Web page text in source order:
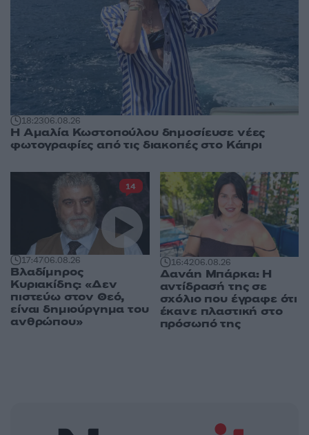
18:2306.08.26
Η Αμαλία Κωστοπούλου δημοσίευσε νέες
φωτογραφίες από τις διακοπές στο Κάπρι
17:4706.08.26
Βλαδίμηρος
Κυριακίδης: «Δεν
πιστεύω στον Θεό,
είναι δημιούργημα του
ανθρώπου»
14
16:4206.08.26
Δανάη Μπάρκα: Η
αντίδρασή της σε
σχόλιο που έγραφε ότι
έκανε πλαστική στο
πρόσωπό της